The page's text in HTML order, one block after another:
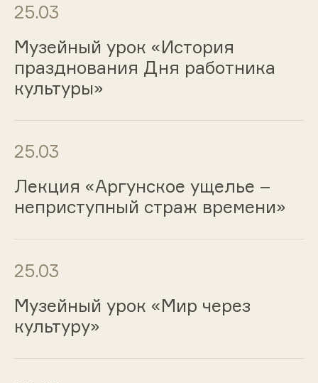
25.03
Музейный урок «История
празднования Дня работника
культуры»
25.03
Лекция «Аргунское ущелье –
неприступный страж времени»
25.03
Музейный урок «Мир через
культуру»